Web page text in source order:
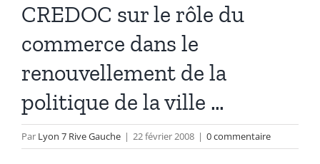
CREDOC sur le rôle du
commerce dans le
renouvellement de la
politique de la ville …
Par Lyon 7 Rive Gauche | 22 février 2008 | 0 commentaire